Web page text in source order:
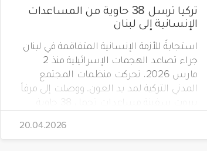
تركيا ترسل 38 حاوية من المساعدات
الإنسانية إلى لبنان
استجابةً للأزمة الإنسانية المتفاقمة في لبنان
جراء تصاعد الهجمات الإسرائيلية منذ 2
مارس 2026، تحركت منظمات المجتمع
المدني التركية لمد يد العون. ووصلت إلى مرفأ
تضم مواد إغاثية عاجلة، بتنظيم من جمعية
"صدقة طاشي" (Sadakataşı) وبالتعاون مع
هيئة الإغاثة الإنسانية (İHH)، ووقف الأيتام
20.04.2026